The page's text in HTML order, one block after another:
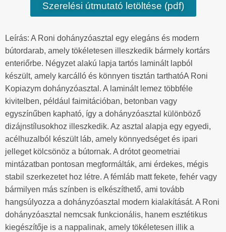
Szerelési útmutató letöltése (pdf)
Leírás: A Roni dohányzóasztal egy elegáns és modern
bútordarab, amely tökéletesen illeszkedik bármely kortárs
enteriőrbe. Négyzet alakú lapja tartós laminált lapból
készült, amely karcálló és könnyen tisztán tarthatóA Roni
Kopiazym dohányzóasztal. A laminált lemez többféle
kivitelben, például faimitációban, betonban vagy
egyszínűben kapható, így a dohányzóasztal különböző
dizájnstílusokhoz illeszkedik. Az asztal alapja egy egyedi,
acélhuzalból készült láb, amely könnyedséget és ipari
jelleget kölcsönöz a bútornak. A drótot geometriai
mintázatban pontosan megformálták, ami érdekes, mégis
stabil szerkezetet hoz létre. A fémláb matt fekete, fehér vagy
bármilyen más színben is elkészíthető, ami tovább
hangsúlyozza a dohányzóasztal modern kialakítását. A Roni
dohányzóasztal nemcsak funkcionális, hanem esztétikus
kiegészítője is a nappalinak, amely tökéletesen illik a